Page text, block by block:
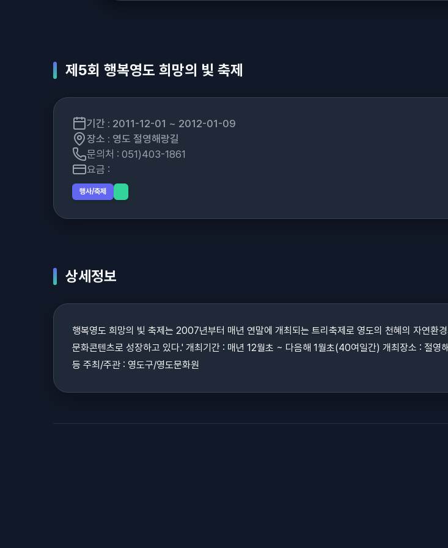
제5회 행복영도 희망의 빛 축제
기간 : 2011-12-01 ~ 2012-01-09
장소 : 영도 절영해랑길
문의처 : 051)403-1861
요금 :
행사/축제
상세정보
행복영도 희망의 빛 축제는 2007년부터 매년 연말에 개최되는 트리축제로 영도의 천혜의 자연환
문화콘텐츠로 성장하고 있다.' 개최기간 : 매년 12월초 ~ 다음해 1월초(40여일간) 개최장소 : 절
등 주최/주관 : 영도구/영도문화원